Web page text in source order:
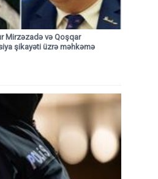
Mirzəzadə və Qoşqar
şikayəti üzrə məhkəmə